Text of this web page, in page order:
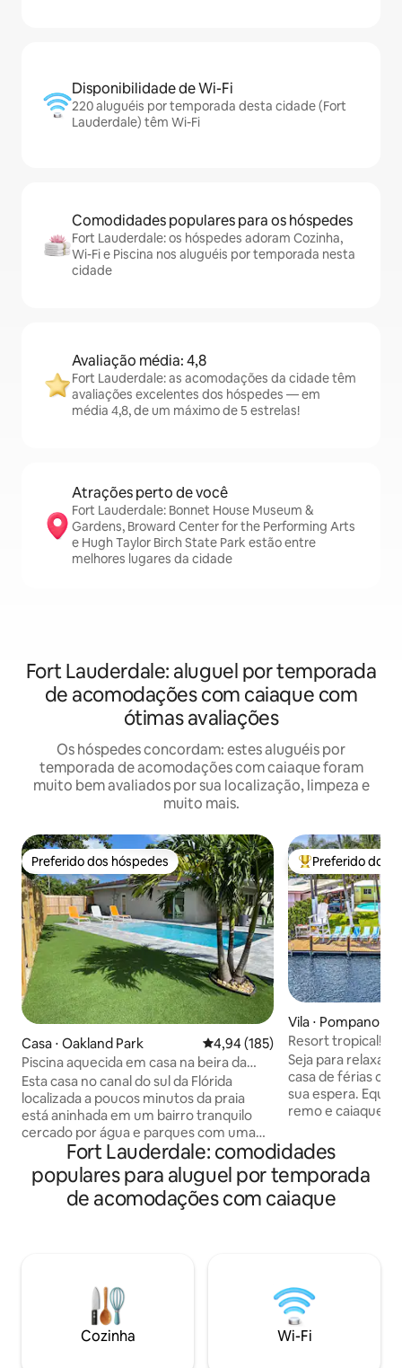
Disponibilidade de Wi-Fi
220 aluguéis por temporada desta cidade (Fort
Lauderdale) têm Wi-Fi
Comodidades populares para os hóspedes
Fort Lauderdale: os hóspedes adoram Cozinha,
Wi-Fi e Piscina nos aluguéis por temporada nesta
cidade
Avaliação média: 4,8
Fort Lauderdale: as acomodações da cidade têm
avaliações excelentes dos hóspedes — em
média 4,8, de um máximo de 5 estrelas!
Atrações perto de você
Fort Lauderdale: Bonnet House Museum &
Gardens, Broward Center for the Performing Arts
e Hugh Taylor Birch State Park estão entre
melhores lugares da cidade
Fort Lauderdale: aluguel por temporada
de acomodações com caiaque com
ótimas avaliações
Os hóspedes concordam: estes aluguéis por
temporada de acomodações com caiaque foram
muito bem avaliados por sua localização, limpeza e
muito mais.
Preferido dos hóspedes
Preferido dos hóspedes
Casa ⋅ Oakland Park 4,94 de uma avaliação média de
4,94 (185)
Piscina aquecida em casa na beira da
água
Esta casa no canal do sul da Flórida
localizada a poucos minutos da praia
está aninhada em um bairro tranquilo
cercado por água e parques com uma
maneira de entrar e sair. Situa-se e no
final de uma rua sem saída em sua
própria estrada privada, onde a
privacidade está no seu melhor! Casa
bairro incluem vôlei de praia, basquete,
trilhas na natureza, rotas de exercícios e
bancos, estacionamento para trailers e
muito mais.
Entre os
Preferido dos
Vila ⋅ Pompano
Resort tropical!
aquecida + spa +
Seja para relaxar
casa de férias
sua espera.
remo e caiaques
um tiki gigante
penduradas com
planta baixa
banheiros cria
Venha pescar
barco para que
máximo suas
Fort Lauderdale: comodidades
populares para aluguel por temporada
de acomodações com caiaque
Cozinha Wi-Fi